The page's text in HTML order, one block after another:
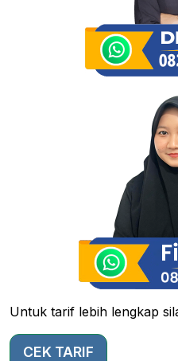
Untuk tarif lebih lengkap
CEK TARIF